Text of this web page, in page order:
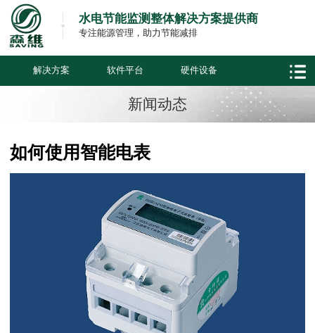
水电节能监测整体解决方案提供商
专注能源管理，助力节能减排
解决方案 软件平台 硬件设备
新闻动态
如何使用智能电表